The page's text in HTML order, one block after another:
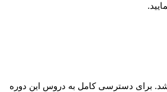
برای دسترسی کامل به دروس این دوره